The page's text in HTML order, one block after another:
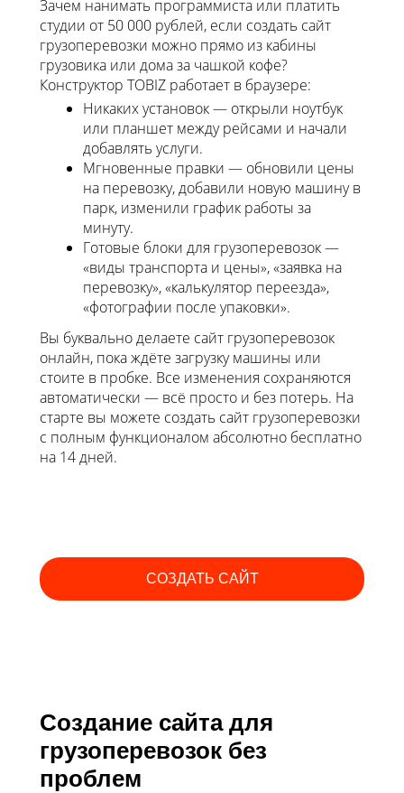
Зачем нанимать программиста или платить
студии от 50 000 рублей, если создать сайт
грузоперевозки можно прямо из кабины
грузовика или дома за чашкой кофе?
Конструктор TOBIZ работает в браузере:
Никаких установок — открыли ноутбук
или планшет между рейсами и начали
добавлять услуги.
Мгновенные правки — обновили цены
на перевозку, добавили новую машину в
парк, изменили график работы за
минуту.
Готовые блоки для грузоперевозок —
«виды транспорта и цены», «заявка на
перевозку», «калькулятор переезда»,
«фотографии после упаковки».
Вы буквально делаете сайт грузоперевозок
онлайн, пока ждёте загрузку машины или
стоите в пробке. Все изменения сохраняются
автоматически — всё просто и без потерь. На
старте вы можете создать сайт грузоперевозки
с полным функционалом абсолютно бесплатно
на 14 дней.
СОЗДАТЬ САЙТ
Создание сайта для
грузоперевозок без
проблем